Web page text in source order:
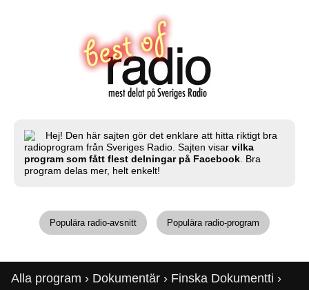
Hej! Den här sajten gör det enklare att hitta riktigt bra
radioprogram från Sveriges Radio. Sajten visar vilka
program som fått flest delningar på Facebook . Bra
program delas mer, helt enkelt!
Populära radio-avsnitt Populära radio-program
Alla program › Dokumentär › Finska Dokumentti ›